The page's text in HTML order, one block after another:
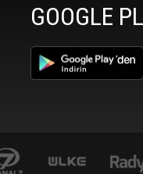
GOOGLE
izle7.com